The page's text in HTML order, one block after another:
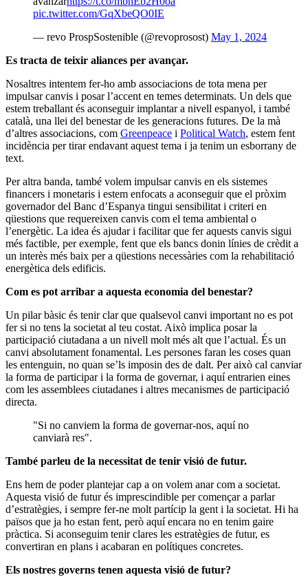
pic.twitter.com/GqXbeQO0IE
— revo ProspSostenible (@revoprosost) May 1, 2024
Es tracta de teixir aliances per avançar.
Nosaltres intentem fer-ho amb associacions de tota mena per
impulsar canvis i posar l’accent en temes determinats. Un dels que
estem treballant és aconseguir implantar a nivell espanyol, i també
català, una llei del benestar de les generacions futures. De la mà
d’altres associacions, com Greenpeace i Political Watch, estem fent
incidència per tirar endavant aquest tema i ja tenim un esborrany de
text.
Per altra banda, també volem impulsar canvis en els sistemes
financers i monetaris i estem enfocats a aconseguir que el pròxim
governador del Banc d’Espanya tingui sensibilitat i criteri en
qüestions que requereixen canvis com el tema ambiental o
l’energètic. La idea és ajudar i facilitar que fer aquests canvis sigui
més factible, per exemple, fent que els bancs donin línies de crèdit a
un interès més baix per a qüestions necessàries com la rehabilitació
energètica dels edificis.
Com es pot arribar a aquesta economia del benestar?
Un pilar bàsic és tenir clar que qualsevol canvi important no es pot
fer si no tens la societat al teu costat. Això implica posar la
participació ciutadana a un nivell molt més alt que l’actual. És un
canvi absolutament fonamental. Les persones faran les coses quan
les entenguin, no quan se’ls imposin des de dalt. Per això cal canviar
la forma de participar i la forma de governar, i aquí entrarien eines
com les assemblees ciutadanes i altres mecanismes de participació
directa.
"Si no canviem la forma de governar-nos, aquí no
canviarà res".
També parleu de la necessitat de tenir visió de futur.
Ens hem de poder plantejar cap a on volem anar com a societat.
Aquesta visió de futur és imprescindible per començar a parlar
d’estratègies, i sempre fer-ne molt partícip la gent i la societat. Hi ha
països que ja ho estan fent, però aquí encara no en tenim gaire
pràctica. Si aconseguim tenir clares les estratègies de futur, es
convertiran en plans i acabaran en polítiques concretes.
Els nostres governs tenen aquesta visió de futur?